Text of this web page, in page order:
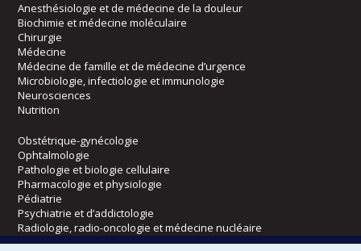
Anesthésiologie et de médecine de la douleur
Biochimie et médecine moléculaire
Chirurgie
Médecine
Médecine de famille et de médecine d’urgence
Microbiologie, infectiologie et immunologie
Neurosciences
Nutrition
Obstétrique-gynécologie
Ophtalmologie
Pathologie et biologie cellulaire
Pharmacologie et physiologie
Pédiatrie
Psychiatrie et d’addictologie
Radiologie, radio-oncologie et médecine nucléaire